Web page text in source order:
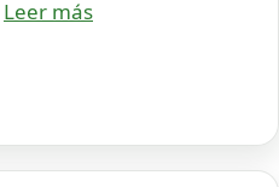
Leer más